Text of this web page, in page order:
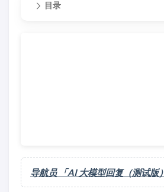
目录
导航员 「AI 大模型回复（测试版）